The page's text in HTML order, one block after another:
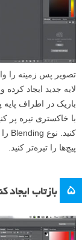
تصویر پس زمینه را
پیچ‌ها را تیره‌تر کنید.
۵ بازتاب ایجاد